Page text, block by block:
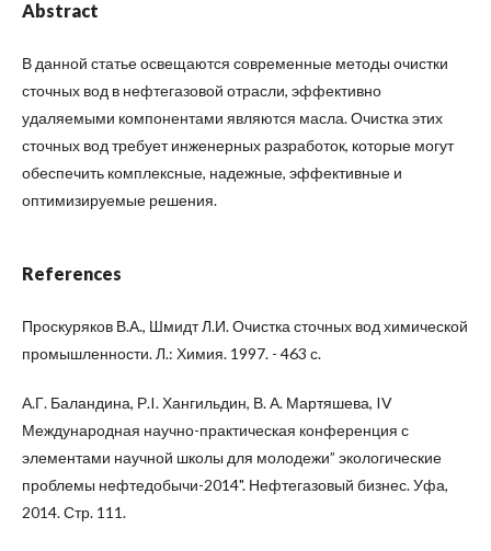
Abstract
В данной статье освещаются современные методы очистки
сточных вод в нефтегазовой отрасли, эффективно
удаляемыми компонентами являются масла. Очистка этих
сточных вод требует инженерных разработок, которые могут
обеспечить комплексные, надежные, эффективные и
оптимизируемые решения.
References
Проскуряков В.А., Шмидт Л.И. Очистка сточных вод химической
промышленности. Л.: Химия. 1997. - 463 с.
А.Г. Баландина, Р.I. Хангильдин, В. А. Мартяшева, IV
Международная научно-практическая конференция с
элементами научной школы для молодежи” экологические
проблемы нефтедобычи-2014". Нефтегазовый бизнес. Уфа,
2014. Стр. 111.